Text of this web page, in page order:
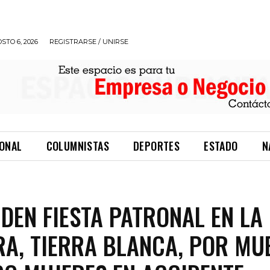
6, 2026 REGISTRARSE / UNIRSE
COLUMNISTAS DEPORTES ESTADO
FIESTA PATRONAL EN LA
TIERRA BLANCA, POR